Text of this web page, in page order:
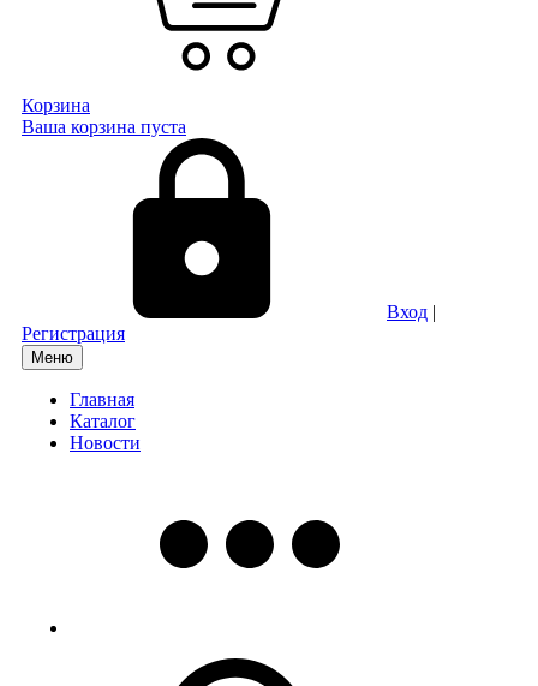
Корзина
Ваша корзина пуста
Вход |
Регистрация
Меню
Главная
Каталог
Новости